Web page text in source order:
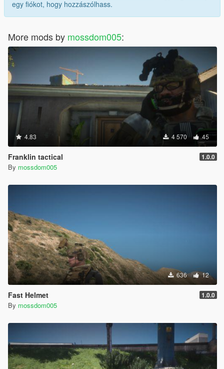
egy fiókot, hogy hozzászólhass.
More mods by mossdom005:
4.83 4 570 45
Franklin tactical 1.0.0
By mossdom005
636 12
Fast Helmet 1.0.0
By mossdom005